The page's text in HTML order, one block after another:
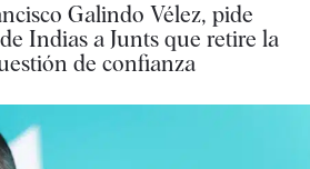
Galindo Vélez, pide
Indias a Junts que retire la
de confianza